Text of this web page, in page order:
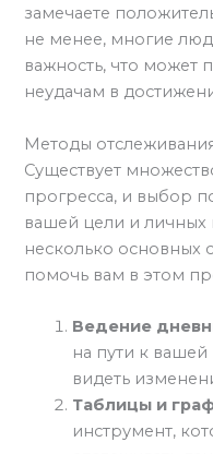
замечаете
не менее, многие
важность, что может
неудачам в
Методы
Существует
прогресса, и выбор
вашей цели и
несколько основных
помочь вам в этом
Ведение
на пути к
видеть
Таблицы и
инструмент,